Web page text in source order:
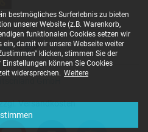
bestmögliches Surferlebnis zu bieten
unserer Website (z.B. Warenkorb,
funktionalen Cookies setzen wir
damit wir unsere Webseite weiter
klicken, stimmen Sie der
können Sie Cookies
widersprechen. Weitere
Versandkosten